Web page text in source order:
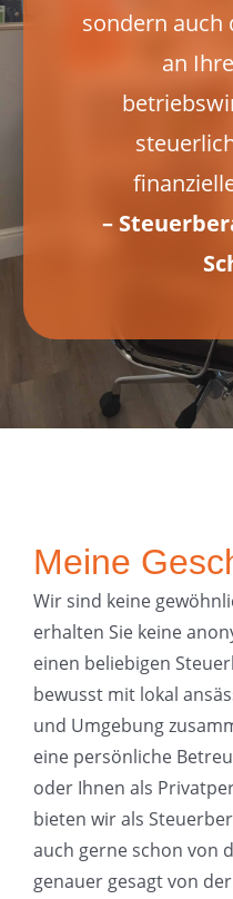
sondern auch
an
–
Meine
Wir sind keine
erhalten Sie keine
einen beliebigen
bewusst mit lokal
und Umgebung
eine persönliche
oder Ihnen als
bieten wir als
auch gerne schon von
genauer gesagt von